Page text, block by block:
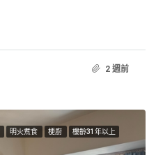
2 週前
明火煮食 梗廚 樓齡31年以上